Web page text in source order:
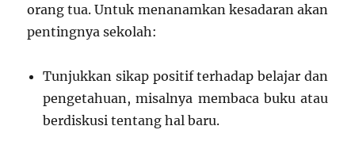
orang tua. Untuk menanamkan kesadaran akan
pentingnya sekolah:
Tunjukkan sikap positif terhadap belajar dan
pengetahuan, misalnya membaca buku atau
berdiskusi tentang hal baru.